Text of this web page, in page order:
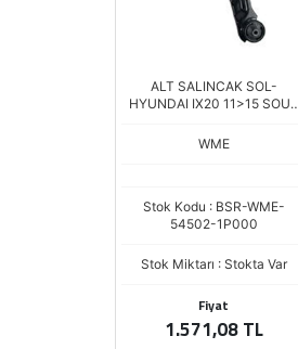
ALT SALINCAK SOL-
HYUNDAI IX20 11>15 SOUL
54500-2K6
WME
Stok Kodu : BSR-WME-
54502-1P000
Stok Miktarı : Stokta Var
Fiyat
1.571,08 TL